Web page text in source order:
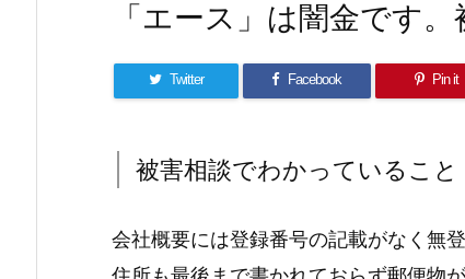
「エース」は闇金です
Twitter Facebook Pin it
被害相談でわかっていること
会社概要には登録番号の記載がなく無